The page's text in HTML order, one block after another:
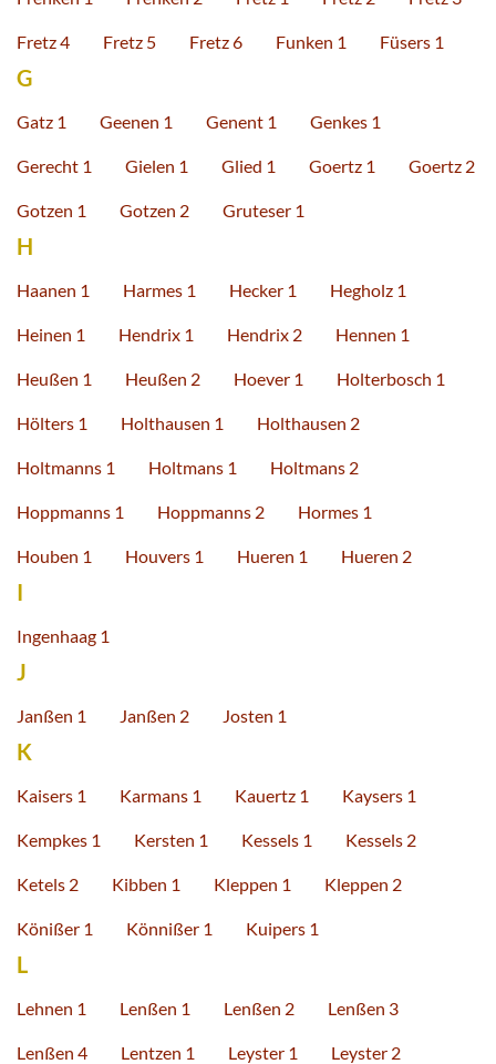
Fretz 4 Fretz 5 Fretz 6 Funken 1 Füsers 1
G
Gatz 1 Geenen 1 Genent 1 Genkes 1
Gerecht 1 Gielen 1 Glied 1 Goertz 1 Goertz 2
Gotzen 1 Gotzen 2 Gruteser 1
H
Haanen 1 Harmes 1 Hecker 1 Hegholz 1
Heinen 1 Hendrix 1 Hendrix 2 Hennen 1
Heußen 1 Heußen 2 Hoever 1 Holterbosch 1
Hölters 1 Holthausen 1 Holthausen 2
Holtmanns 1 Holtmans 1 Holtmans 2
Hoppmanns 1 Hoppmanns 2 Hormes 1
Houben 1 Houvers 1 Hueren 1 Hueren 2
I
Ingenhaag 1
J
Janßen 1 Janßen 2 Josten 1
K
Kaisers 1 Karmans 1 Kauertz 1 Kaysers 1
Kempkes 1 Kersten 1 Kessels 1 Kessels 2
Ketels 2 Kibben 1 Kleppen 1 Kleppen 2
Könißer 1 Könnißer 1 Kuipers 1
L
Lehnen 1 Lenßen 1 Lenßen 2 Lenßen 3
Lenßen 4 Lentzen 1 Leyster 1 Leyster 2